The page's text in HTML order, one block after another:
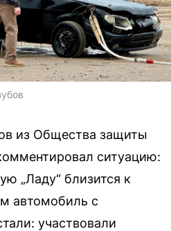
из Общества защиты
ситуацию:
„Ладу“ близится к
автомобиль с
участвовали